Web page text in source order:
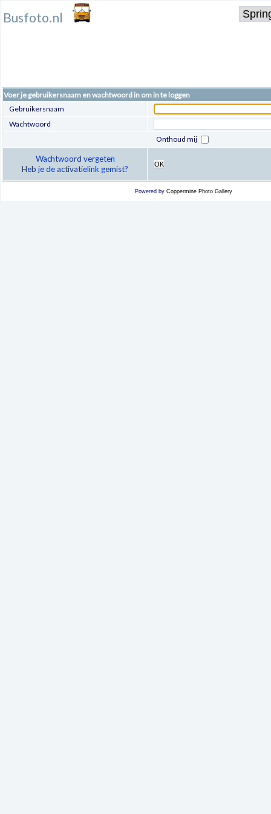
Busfoto.nl
Voer je gebruikersnaam en wachtwoord in om in te loggen
Gebruikersnaam
Wachtwoord
Onthoud mij
Wachtwoord vergeten
Heb je de activatielink gemist?
OK
Powered by Coppermine Photo Gallery